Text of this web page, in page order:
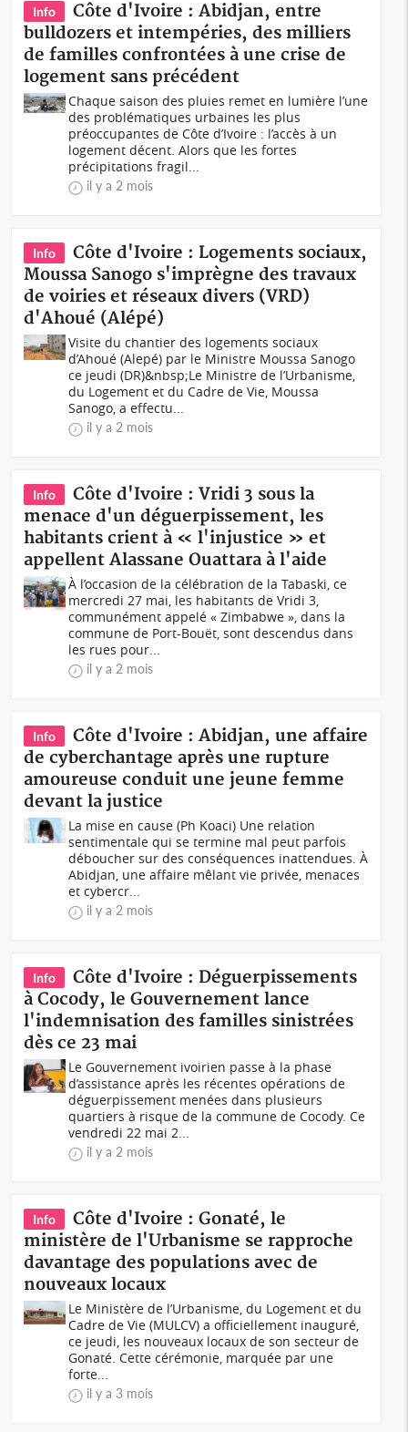
Info
Côte d'Ivoire : Abidjan, entre
bulldozers et intempéries, des milliers
de familles confrontées à une crise de
logement sans précédent
Chaque saison des pluies remet en lumière l’une
des problématiques urbaines les plus
préoccupantes de Côte d’Ivoire : l’accès à un
logement décent. Alors que les fortes
précipitations fragil...
il y a 2 mois
Info
Côte d'Ivoire : Logements sociaux,
Moussa Sanogo s'imprègne des travaux
de voiries et réseaux divers (VRD)
d'Ahoué (Alépé)
Visite du chantier des logements sociaux
d’Ahoué (Alepé) par le Ministre Moussa Sanogo
ce jeudi (DR)&nbsp;Le Ministre de l’Urbanisme,
du Logement et du Cadre de Vie, Moussa
Sanogo, a effectu...
il y a 2 mois
Info
Côte d'Ivoire : Vridi 3 sous la
menace d'un déguerpissement, les
habitants crient à « l'injustice » et
appellent Alassane Ouattara à l'aide
À l’occasion de la célébration de la Tabaski, ce
mercredi 27 mai, les habitants de Vridi 3,
communément appelé « Zimbabwe », dans la
commune de Port-Bouët, sont descendus dans
les rues pour...
il y a 2 mois
Info
Côte d'Ivoire : Abidjan, une affaire
de cyberchantage après une rupture
amoureuse conduit une jeune femme
devant la justice
La mise en cause (Ph Koaci) Une relation
sentimentale qui se termine mal peut parfois
déboucher sur des conséquences inattendues. À
Abidjan, une affaire mêlant vie privée, menaces
et cybercr...
il y a 2 mois
Info
Côte d'Ivoire : Déguerpissements
à Cocody, le Gouvernement lance
l'indemnisation des familles sinistrées
dès ce 23 mai
Le Gouvernement ivoirien passe à la phase
d’assistance après les récentes opérations de
déguerpissement menées dans plusieurs
quartiers à risque de la commune de Cocody. Ce
vendredi 22 mai 2...
il y a 2 mois
Info
Côte d'Ivoire : Gonaté, le
ministère de l'Urbanisme se rapproche
davantage des populations avec de
nouveaux locaux
Le Ministère de l’Urbanisme, du Logement et du
Cadre de Vie (MULCV) a officiellement inauguré,
ce jeudi, les nouveaux locaux de son secteur de
Gonaté. Cette cérémonie, marquée par une
forte...
il y a 3 mois